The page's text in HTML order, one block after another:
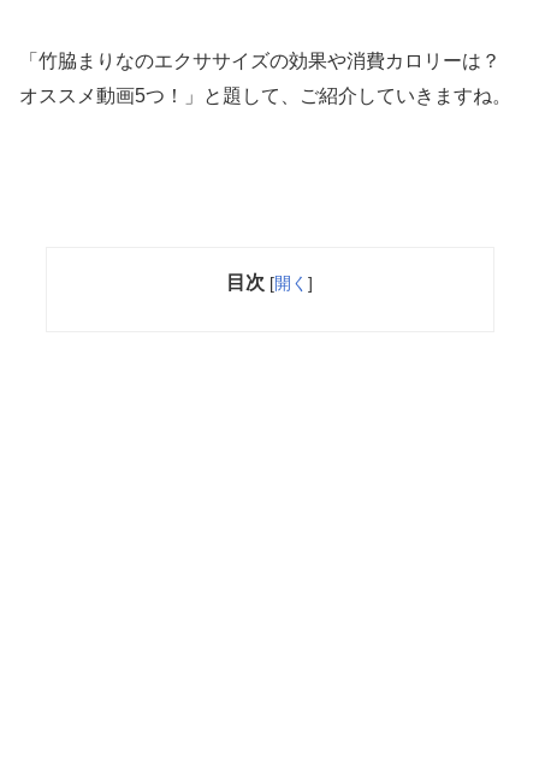
「竹脇まりなのエクササイズの効果や消費カロリーは？
オススメ動画5つ！」と題して、ご紹介していきますね。
目次 [開く ]